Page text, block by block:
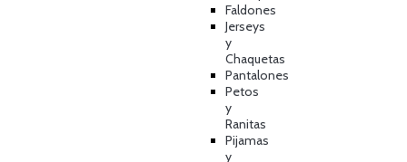
Faldones
Jerseys
y
Chaquetas
Pantalones
Petos
y
Ranitas
Pijamas
y